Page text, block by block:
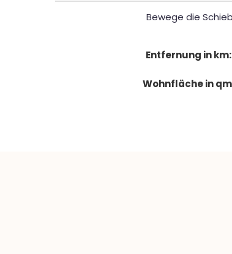
Bewege die
Entfernung in km:
Wohnfläche in